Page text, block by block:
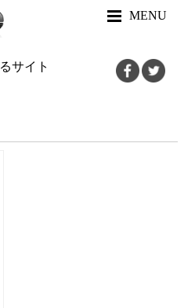
MENU
サイト